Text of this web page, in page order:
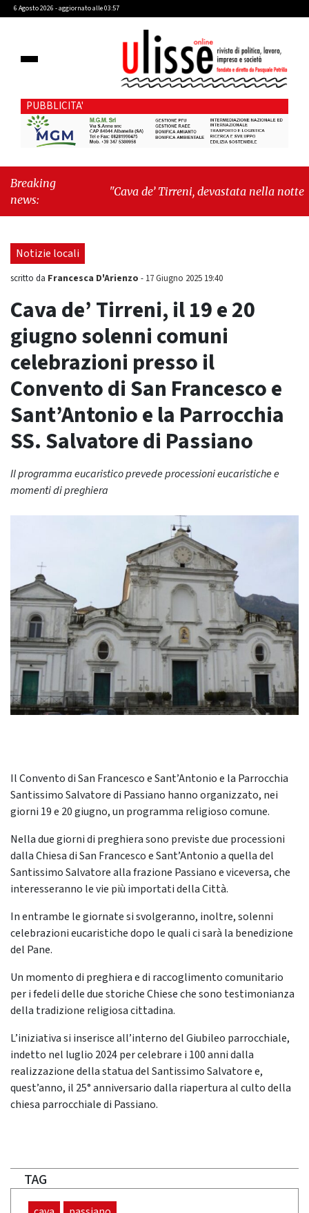
6 Agosto 2026 - aggiornato alle 03:57
PUBBLICITA'
Breaking
news:
"Cava de’ Tirreni, devastata nella notte la
fragilità sociali e pressioni economiche"
Notizie locali
scritto da Francesca D'Arienzo - 17 Giugno 2025 19:40
Cava de’ Tirreni, il 19 e 20
giugno solenni comuni
celebrazioni presso il
Convento di San Francesco e
Sant’Antonio e la Parrocchia
SS. Salvatore di Passiano
Il programma eucaristico prevede processioni eucaristiche e
momenti di preghiera
Il Convento di San Francesco e Sant’Antonio e la Parrocchia
Santissimo Salvatore di Passiano hanno organizzato, nei
giorni 19 e 20 giugno, un programma religioso comune.
Nella due giorni di preghiera sono previste due processioni
dalla Chiesa di San Francesco e Sant’Antonio a quella del
Santissimo Salvatore alla frazione Passiano e viceversa, che
interesseranno le vie più importati della Città.
In entrambe le giornate si svolgeranno, inoltre, solenni
celebrazioni eucaristiche dopo le quali ci sarà la benedizione
del Pane.
Un momento di preghiera e di raccoglimento comunitario
per i fedeli delle due storiche Chiese che sono testimonianza
della tradizione religiosa cittadina.
L’iniziativa si inserisce all’interno del Giubileo parrocchiale,
indetto nel luglio 2024 per celebrare i 100 anni dalla
realizzazione della statua del Santissimo Salvatore e,
quest’anno, il 25° anniversario dalla riapertura al culto della
chiesa parrocchiale di Passiano.
TAG